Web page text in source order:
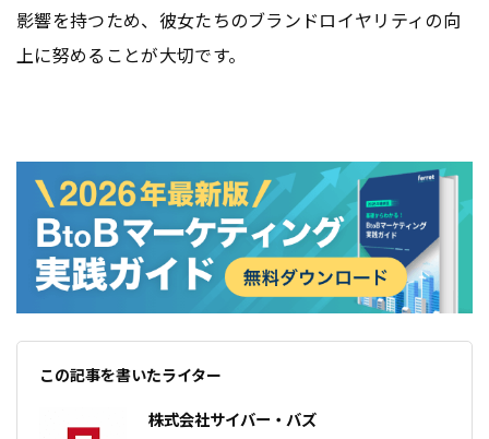
影響を持つため、彼女たちのブランドロイヤリティの向
上に努めることが大切です。
この記事を書いたライター
株式会社サイバー・バズ